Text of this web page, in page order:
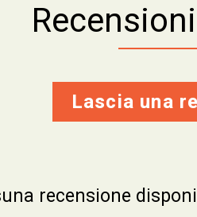
Lascia una
recensione